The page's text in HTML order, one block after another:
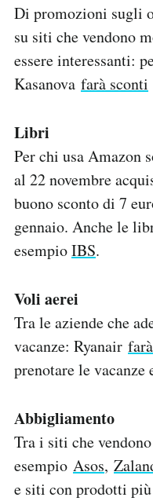
Di promozioni sugli
su siti che vendono
essere interessanti:
Kasanova farà sconti
Libri
Per chi usa Amazon
al 22 novembre
buono sconto di 7
gennaio. Anche le
esempioIBS.
Voli aerei
Tra le aziende che
vacanze: Ryanair
prenotare le vacanze
Abbigliamento
Tra i siti che
esempio Asos,
e siti con prodotti